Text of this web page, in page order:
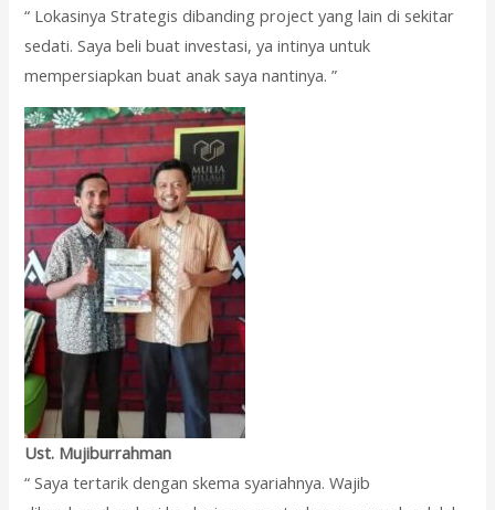
“ Lokasinya Strategis dibanding project yang lain di sekitar
sedati. Saya beli buat investasi, ya intinya untuk
mempersiapkan buat anak saya nantinya. ”
Ust. Mujiburrahman
“ Saya tertarik dengan skema syariahnya. Wajib